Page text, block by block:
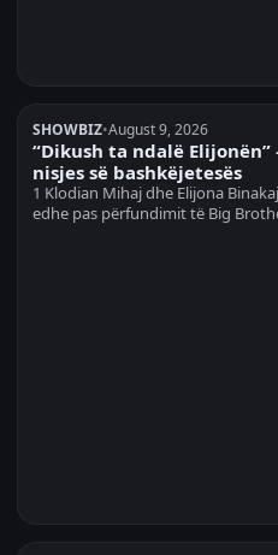
SHOWBIZ•August 9, 2026
“Dikush ta ndalë
nisjes së bashkëjetesës
1 Klodian Mihaj dhe Elijona
edhe pas përfundimit të Big